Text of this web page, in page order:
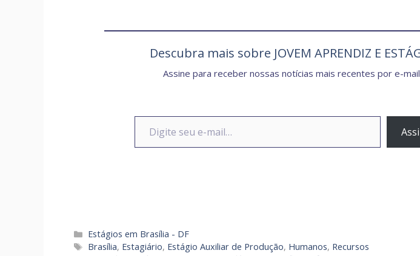
Descubra mais sobre JOVEM APRENDIZ E
Assine para receber nossas notícias mais recentes por e-
Digite seu e-mail…
Categorias
Estágios em Brasília - DF
Tags
Brasília, Estagiário, Estágio Auxiliar de Produção, Humanos, Recursos